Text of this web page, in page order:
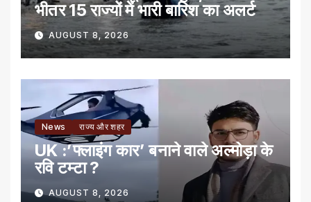
भीतर 15 राज्यों में भारी बारिश का अलर्ट
AUGUST 8, 2026
News राज्य और शहर
UK :’फ्लाइंग कार’ बनाने वाले अल्मोड़ा के
रवि टम्टा ?
AUGUST 8, 2026